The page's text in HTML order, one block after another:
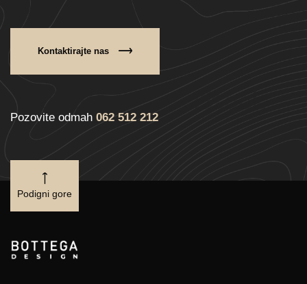
Kontaktirajte nas
Pozovite odmah 062 512 212
Podigni gore